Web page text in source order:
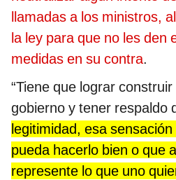
llamadas a los ministros,
la ley para que no les den
medidas en su contra.
“Tiene que lograr
gobierno y tener respaldo
legitimidad, esa
pueda hacerlo bien o que
represente lo que uno